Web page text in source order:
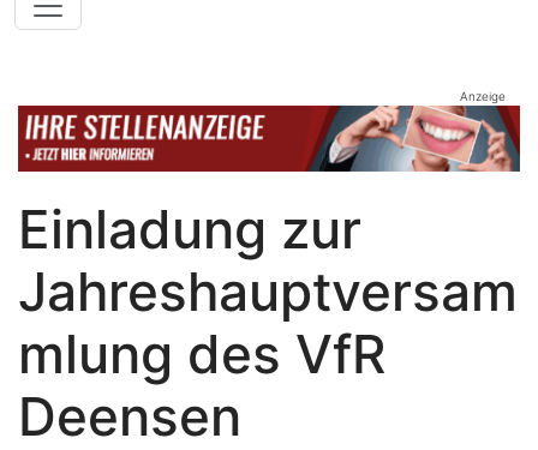
Anzeige
Einladung zur
Jahreshauptversam
mlung des VfR
Deensen